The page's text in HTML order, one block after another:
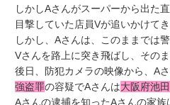
しかしAさんがスーパーから出た
目撃していた店員Vが追いかけて
しかし、Aさんは、このままでは
Vさんを路上に突き飛ばし、そのま
後日、防犯カメラの映像から、A
強盗罪の容疑でAさんは大阪府池
Aさんの逮捕を知ったAさんの家族